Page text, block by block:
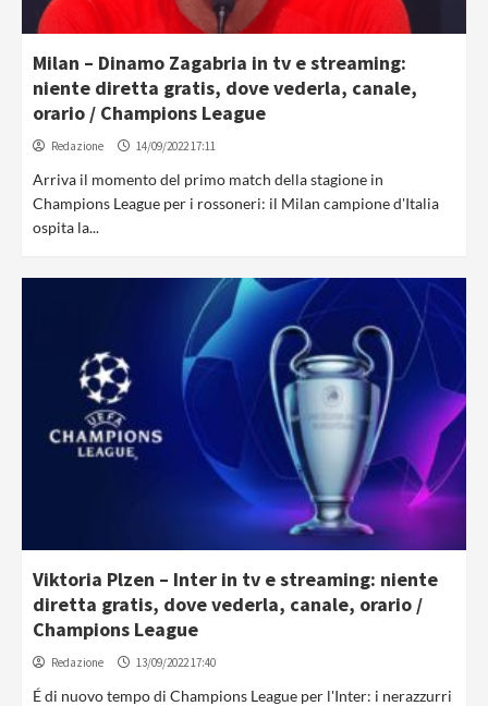
Milan – Dinamo Zagabria in tv e streaming:
niente diretta gratis, dove vederla, canale,
orario / Champions League
Redazione 14/09/2022 17:11
Arriva il momento del primo match della stagione in
Champions League per i rossoneri: il Milan campione d'Italia
ospita la...
Viktoria Plzen – Inter in tv e streaming: niente
diretta gratis, dove vederla, canale, orario /
Champions League
Redazione 13/09/2022 17:40
É di nuovo tempo di Champions League per l'Inter: i nerazzurri